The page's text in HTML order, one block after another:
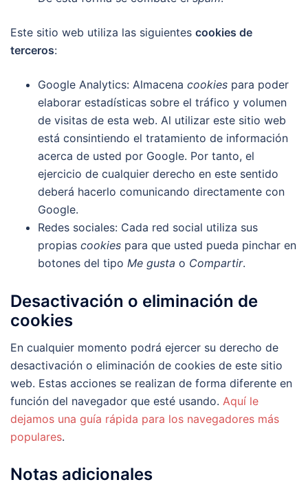
Este sitio web utiliza las siguientes cookies de
terceros:
Google Analytics: Almacena cookies para poder
elaborar estadísticas sobre el tráfico y volumen
de visitas de esta web. Al utilizar este sitio web
está consintiendo el tratamiento de información
acerca de usted por Google. Por tanto, el
ejercicio de cualquier derecho en este sentido
deberá hacerlo comunicando directamente con
Google.
Redes sociales: Cada red social utiliza sus
propias cookies para que usted pueda pinchar en
botones del tipo Me gusta o Compartir.
Desactivación o eliminación de
cookies
En cualquier momento podrá ejercer su derecho de
desactivación o eliminación de cookies de este sitio
web. Estas acciones se realizan de forma diferente en
función del navegador que esté usando. Aquí le
dejamos una guía rápida para los navegadores más
populares.
Notas adicionales